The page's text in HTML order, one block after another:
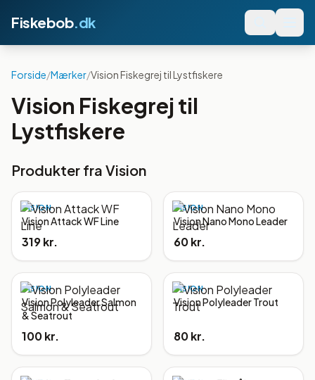
Fiskebob.dk
Forside/Mærker/Vision Fiskegrej til Lystfiskere
Vision Fiskegrej til
Lystfiskere
Produkter fra Vision
VISION
Vision Attack WF Line
319 kr.
VISION
Vision Nano Mono Leader
60 kr.
VISION
Vision Polyleader Salmon
& Seatrout
100 kr.
VISION
Vision Polyleader Trout
80 kr.